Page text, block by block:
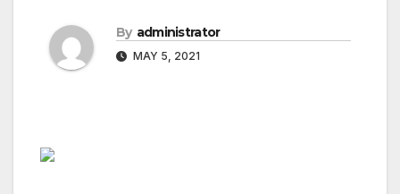
By administrator
MAY 5, 2021